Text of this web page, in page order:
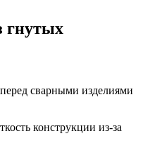
гнутых
сварными изделиями
конструкции из-за